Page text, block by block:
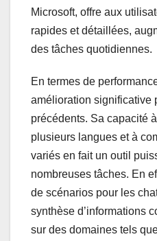
Microsoft, offre aux
rapides et détaillées,
des tâches quotidiennes.
En termes de
amélioration significative
précédents. Sa capacité
plusieurs langues et à
variés en fait un outil
nombreuses tâches. En
de scénarios pour les
synthèse d’informations
sur des domaines tels